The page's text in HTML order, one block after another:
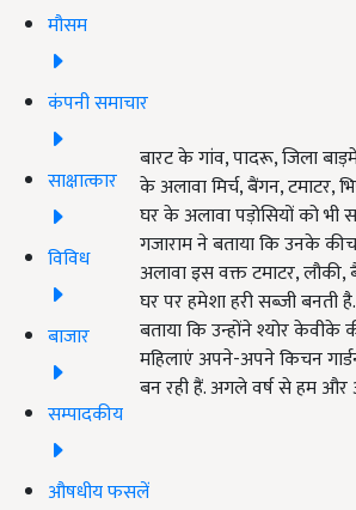
मौसम
कंपनी समाचार
साक्षात्कार
विविध
बाजार
सम्पादकीय
औषधीय फसलें
बारट के गांव, पादरू, जिला
के अलावा मिर्च, बैंगन, टमाटर,
घर के अलावा पड़ोसियों को भी
गजाराम ने बताया कि उनके
अलावा इस वक्त टमाटर, लौकी,
घर पर हमेशा हरी सब्जी बनती
बताया कि उन्होंने श्योर केवीके
महिलाएं अपने-अपने किचन
बन रही हैं. अगले वर्ष से हम